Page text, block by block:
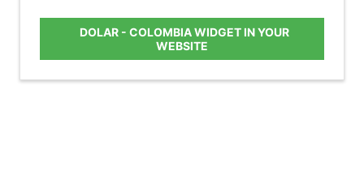
DOLAR - COLOMBIA WIDGET IN YOUR
WEBSITE